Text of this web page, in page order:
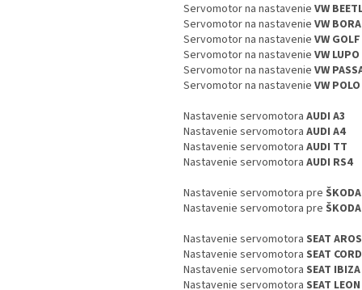
Servomotor na nastavenie VW
Servomotor na nastavenie VW BORA
Servomotor na nastavenie VW GOLF
Servomotor na nastavenie VW LUPO
Servomotor na nastavenie VW
Servomotor na nastavenie VW POLO
Nastavenie servomotora AUDI A3
Nastavenie servomotora AUDI A4
Nastavenie servomotora AUDI TT
Nastavenie servomotora AUDI RS4
Nastavenie servomotora pre
Nastavenie servomotora pre
Nastavenie servomotora SEAT
Nastavenie servomotora SEAT
Nastavenie servomotora SEAT IBIZA
Nastavenie servomotora SEAT LEON